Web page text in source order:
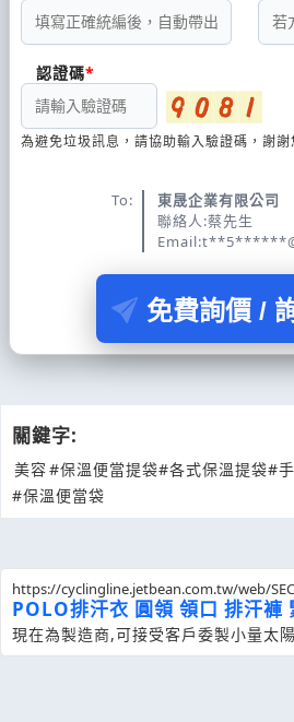
認證碼
為避免垃圾訊息，請協助輸入驗證碼，謝謝
To:
東晟企業有限公司
聯絡人:蔡先生
免費詢價 /
關鍵字:
美容#保溫便當提袋#各式保溫提袋#
#保溫便當袋
https://cyclingline.jetbean.com.tw/web/
POLO排汗衣 圓領 領口 排汗褲
現在為製造商,可接受客戶委製小量太